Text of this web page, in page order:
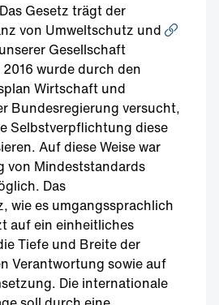
Gesetz trägt der
von Umweltschutz und
Gesellschaft
wurde durch den
Wirtschaft und
Bundesregierung versucht,
Selbstverpflichtung diese
Auf diese Weise war
von Mindeststandards
Das
wie es umgangssprachlich
auf ein einheitliches
Tiefe und Breite der
Verantwortung sowie auf
Die internationale